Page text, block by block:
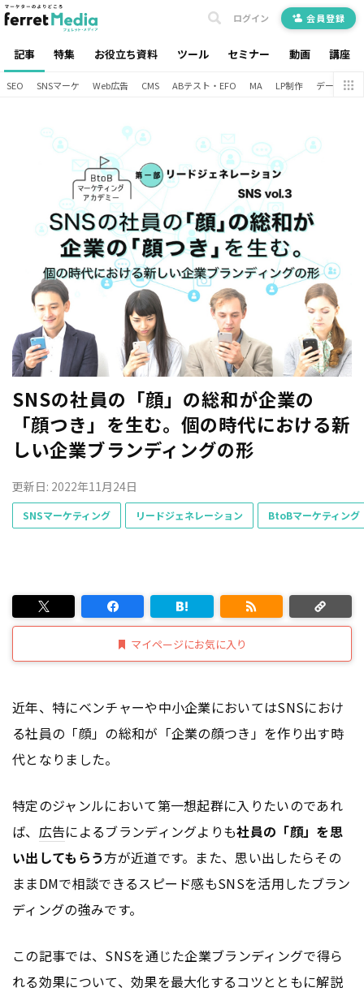
記事 特集 お役立ち資料 ツール セミナー 動画 講座
ログイン 会員登録
SEO SNSマーケ Web広告 CMS ABテスト・EFO MA LP制作 データ分析
SNSの社員の「顔」の総和が企業の
「顔つき」を生む。個の時代における新
しい企業ブランディングの形
更新日: 2022年11月24日
SNSマーケティング リードジェネレーション BtoBマーケティング
マイページにお気に入り
近年、特にベンチャーや中小企業においてはSNSにおけ
る社員の「顔」の総和が「企業の顔つき」を作り出す時
代となりました。
特定のジャンルにおいて第一想起群に入りたいのであれ
ば、 広告によるブランディングよりも社員の「顔」を思
い出してもらう方が近道です。また、思い出したらその
ままDMで相談できるスピード感もSNSを活用したブラン
ディングの強みです。
この記事では、SNSを通じた企業ブランディングで得ら
れる効果について、効果を最大化するコツとともに解説